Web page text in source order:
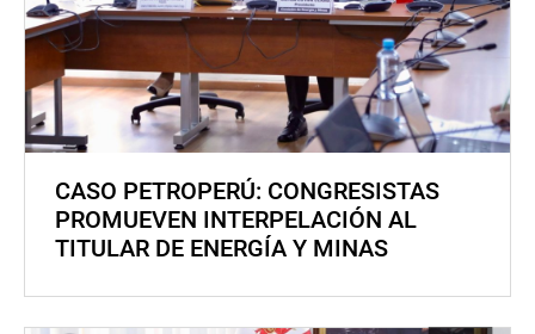
CASO PETROPERÚ: CONGRESISTAS
PROMUEVEN INTERPELACIÓN AL
TITULAR DE ENERGÍA Y MINAS